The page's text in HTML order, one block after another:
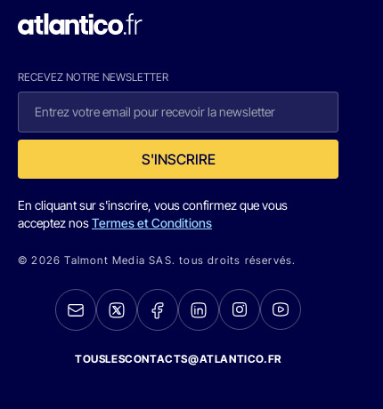
RECEVEZ NOTRE NEWSLETTER
S'INSCRIRE
En cliquant sur s'inscrire, vous confirmez que vous
acceptez nosTermes et Conditions
© 2026 Talmont Media SAS. tous droits réservés.
TOUSLESCONTACTS@ATLANTICO.FR